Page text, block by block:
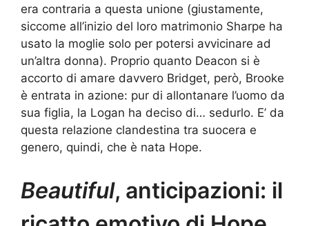
era contraria a questa unione (giustamente,
siccome all’inizio del loro matrimonio Sharpe ha
usato la moglie solo per potersi avvicinare ad
un’altra donna). Proprio quanto Deacon si è
accorto di amare davvero Bridget, però, Brooke
è entrata in azione: pur di allontanare l’uomo da
sua figlia, la Logan ha deciso di… sedurlo. E’ da
questa relazione clandestina tra suocera e
genero, quindi, che è nata Hope.
Beautiful, anticipazioni: il